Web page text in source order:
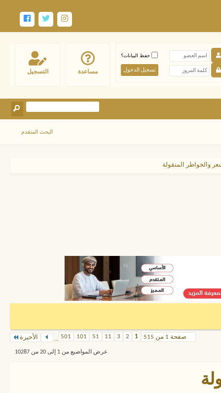
التسجيل مساعدة
حفظ البيانات؟
البحث المتقدم
والخواطر المنقولة
صفحة 1 من 515 1
2
3
11
51
101
501
... الأخيرة
عرض المواضيع من 1 إلى 20 من 10287